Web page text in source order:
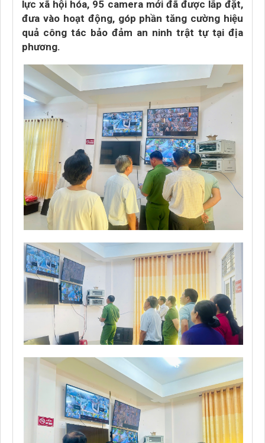
lực xã hội hóa, 95 camera mới đã được lắp đặt,
đưa vào hoạt động, góp phần tăng cường hiệu
quả công tác bảo đảm an ninh trật tự tại địa
phương.